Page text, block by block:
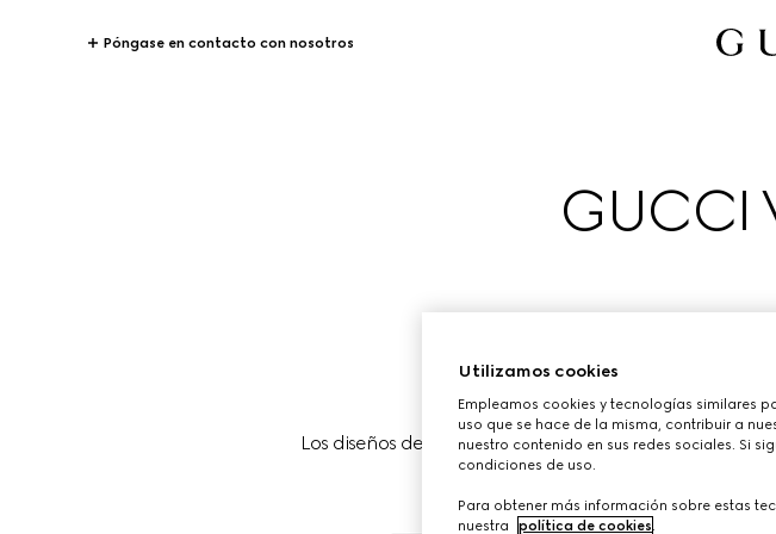
Póngase en contacto con nosotros
GUCCI
Los diseños de viaje Gucci se inspiran en el legado
Utilizamos cookies
Empleamos cookies y tecnologías similares
uso que se hace de la misma, contribuir a
nuestro contenido en sus redes sociales. Si
condiciones de uso.
Para obtener más información sobre estas
nuestra
política de cookies